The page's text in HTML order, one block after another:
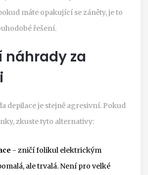
máte opakující se záněty, je to
řešení.
náhrady za
depilace je stejně agresivní. Pokud
zkuste tyto alternativy:
- zničí folikul elektrickým
ale trvalá. Není pro velké